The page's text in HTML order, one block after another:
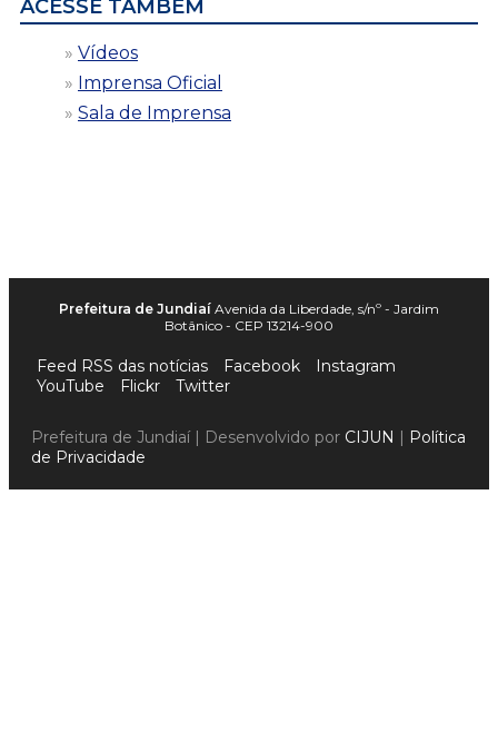
ACESSE TAMBÉM
Vídeos
Imprensa Oficial
Sala de Imprensa
Prefeitura de Jundiaí Avenida da Liberdade, s/nº - Jardim
Botânico - CEP 13214-900
Feed RSS das notícias Facebook
Instagram
YouTube
Flickr Twitter
Prefeitura de Jundiaí | Desenvolvido por CIJUN | Política
de Privacidade